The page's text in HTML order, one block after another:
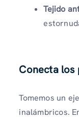
Tejido
Conecta los
Tomemos un
inalámbricos.